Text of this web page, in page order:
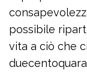
possibile
vita a ciò che